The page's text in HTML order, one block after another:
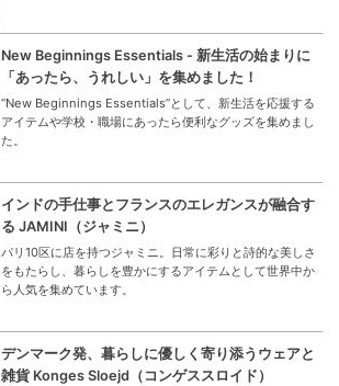
New Beginnings Essentials - 新生活の始まりに
「あったら、うれしい」を集めました！
“New Beginnings Essentials”として、新生活を応援する
アイテムや学校・職場にあったら便利なグッズを集めまし
た。
インドの手仕事とフランスのエレガンスが融合す
る JAMINI（ジャミニ）
パリ10区に店を持つジャミニ。日常に彩りと詩的な美しさ
をもたらし、暮らしを豊かにするアイテムとして世界中か
ら人気を集めています。
デンマーク発、暮らしに優しく寄り添うウェアと
雑貨 Konges Sloejd（コンゲススロイド）